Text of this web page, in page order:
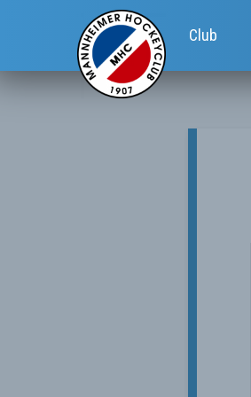
Club